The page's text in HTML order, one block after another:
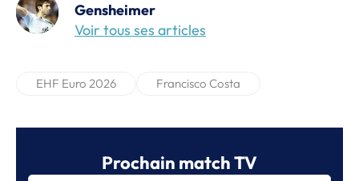
Gensheimer
Voir tous ses articles
EHF Euro 2026 Francisco Costa
Prochain match TV